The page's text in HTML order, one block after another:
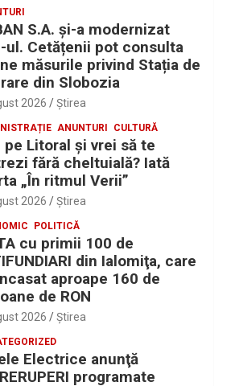
S.A. și-a modernizat
ul. Cetățenii pot consulta
măsurile privind Stația de
din Slobozia
2026 Ştirea
ANUNTURI CULTURĂ
pe Litoral şi vrei să te
fără cheltuială? Iată
„În ritmul Verii”
2026 Ştirea
POLITICĂ
cu primii 100 de
din Ialomiţa, care
aproape 160 de
de RON
2026 Ştirea
Electrice anunţă
programate